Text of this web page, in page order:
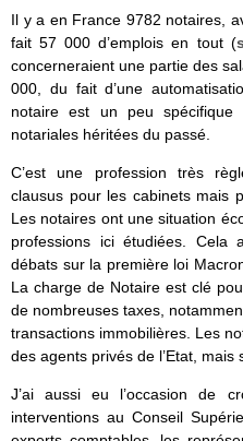
Il y a en France 9782 notaires,
fait 57 000 d’emplois en tout (
concerneraient une partie des
000, du fait d’une
notaire est un peu
notariales héritées du passé.
C’est une profession très
clausus pour les cabinets mais
Les notaires ont une situation
professions ici étudiées.
débats sur la première loi
La charge de Notaire est clé
de nombreuses taxes,
transactions immobilières. Les
des agents privés de l’Etat, mais
J’ai aussi eu l’occasion de
interventions au Conseil